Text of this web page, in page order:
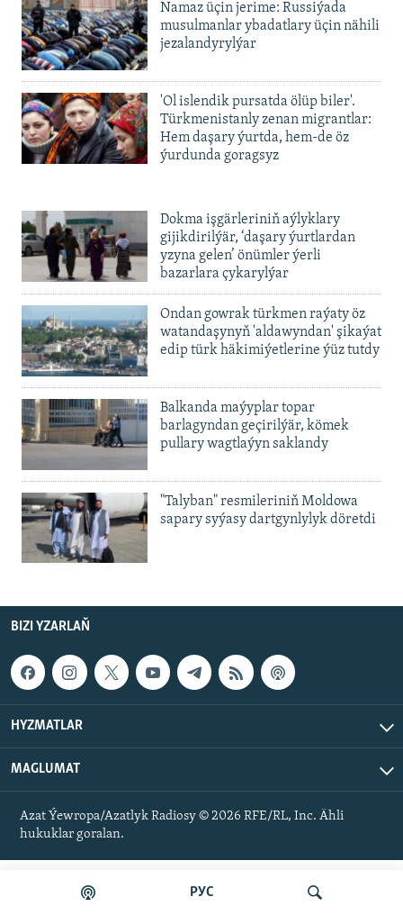
РУС
Namaz üçin jerime: Russiýada
musulmanlar ybadatlary üçin nähili
jezalandyrylýar
'Ol islendik pursatda ölüp biler'.
Türkmenistanly zenan migrantlar:
Hem daşary ýurtda, hem-de öz
ýurdunda goragsyz
Dokma işgärleriniň aýlyklary
gijikdirilýär, ‘daşary ýurtlardan
yzyna gelen’ önümler ýerli
bazarlara çykarylýar
Ondan gowrak türkmen raýaty öz
watandaşynyň 'aldawyndan' şikaýat
edip türk häkimiýetlerine ýüz tutdy
Balkanda maýyplar topar
barlagyndan geçirilýär, kömek
pullary wagtlaýyn saklandy
"Talyban" resmileriniň Moldowa
sapary syýasy dartgynlylyk döretdi
BIZI YZARLAŇ
HYZMATLAR
MAGLUMAT
Azat Ýewropa/Azatlyk Radiosy © 2026 RFE/RL, Inc. Ähli
hukuklar goralan.